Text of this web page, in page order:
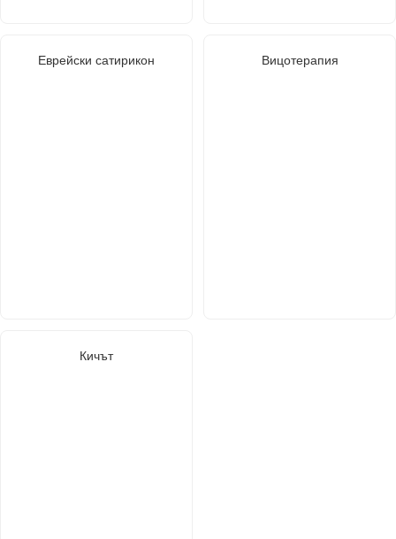
Еврейски сатирикон Вицотерапия
Кичът